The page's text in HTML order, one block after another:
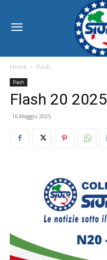
Home Flash
Flash
Flash 20 2025
16 Maggio 2025